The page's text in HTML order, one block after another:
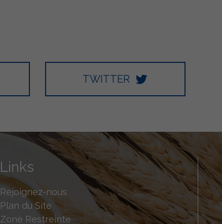
TWITTER
Links
Rejoignez-nous
Plan du Site
Zone Restreinte